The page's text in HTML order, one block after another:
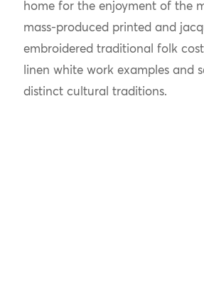
home for the enjoyment of the
mass-produced printed and
embroidered traditional folk
linen white work examples and
distinct cultural traditions.